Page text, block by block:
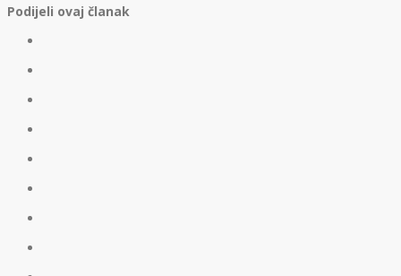
Podijeli ovaj članak